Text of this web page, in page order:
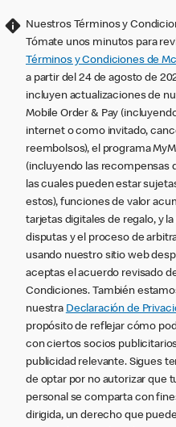
Nuestros Términos y
Tómate unos minutos para
Términos y Condiciones de
a partir del 24 de agosto de
incluyen actualizaciones de
Mobile Order & Pay
internet o como invitado,
reembolsos), el programa
(incluyendo las recompensas
las cuales pueden estar
estos), funciones de valor
tarjetas digitales de regalo, y
disputas y el proceso de
usando nuestro sitio web
aceptas el acuerdo revisado
Condiciones. También
nuestra Declaración de
propósito de reflejar cómo
con ciertos socios
publicidad relevante. Sigues
de optar por no autorizar que
personal se comparta con
dirigida, un derecho que